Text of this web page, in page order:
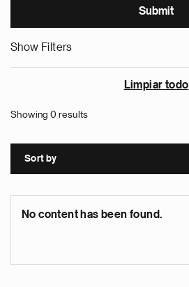
Show Filters
Limpiar todo
Showing 0 results
Sort by
No content has been found.